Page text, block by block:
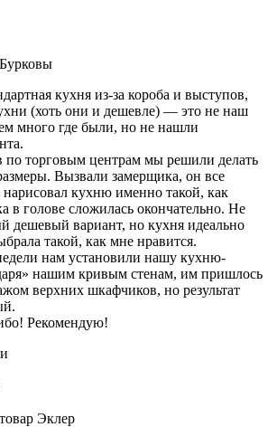
кухня из-за короба и выступов,
(хоть они и дешевле) — это не наш
много где были, но не нашли
по торговым центрам мы решили делать
Вызвали замерщика, он все
кухню именно такой, как
в голове сложилась окончательно. Не
дешевый вариант, но кухня идеально
такой, как мне нравится.
нам установили нашу кухню-
нашим кривым стенам, им пришлось
верхних шкафчиков, но результат
Рекомендую!
Эклер